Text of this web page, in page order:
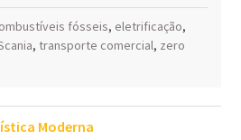
fósseis, eletrificação,
, transporte comercial, zero
Moderna